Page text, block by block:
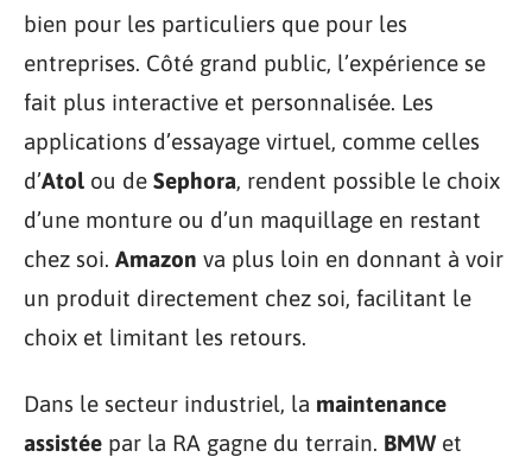
bien pour les particuliers que pour les
entreprises. Côté grand public, l’expérience se
fait plus interactive et personnalisée. Les
applications d’essayage virtuel, comme celles
d’Atol ou de Sephora, rendent possible le choix
d’une monture ou d’un maquillage en restant
chez soi. Amazon va plus loin en donnant à voir
un produit directement chez soi, facilitant le
choix et limitant les retours.
Dans le secteur industriel, la maintenance
assistée par la RA gagne du terrain. BMWet